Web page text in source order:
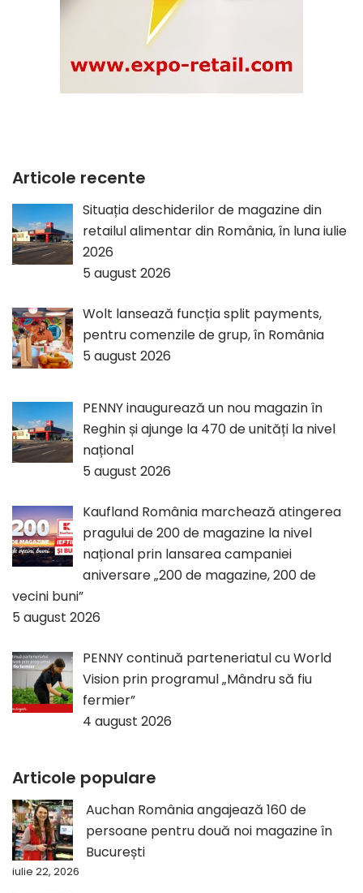
Articole recente
Situația deschiderilor de magazine din
retailul alimentar din România, în luna iulie
2026
5 august 2026
Wolt lansează funcția split payments,
pentru comenzile de grup, în România
5 august 2026
PENNY inaugurează un nou magazin în
Reghin și ajunge la 470 de unități la nivel
național
5 august 2026
Kaufland România marchează atingerea
pragului de 200 de magazine la nivel
național prin lansarea campaniei
aniversare „200 de magazine, 200 de
vecini buni”
5 august 2026
PENNY continuă parteneriatul cu World
Vision prin programul „Mândru să fiu
fermier”
4 august 2026
Articole populare
Auchan România angajează 160 de
persoane pentru două noi magazine în
București
iulie 22, 2026